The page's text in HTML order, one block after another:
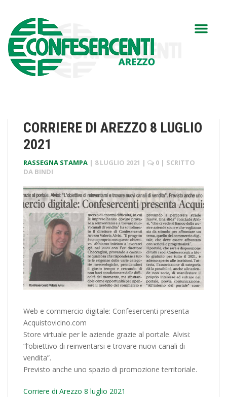
CORRIERE DI AREZZO 8 LUGLIO
2021
RASSEGNA STAMPA | 8 LUGLIO 2021 | 0 | SCRITTO
DA BINDI
Web e commercio digitale: Confesercenti presenta
Acquistovicino.com
Store virtuale per le aziende grazie al portale. Alvisi:
“l’obiettivo di reinventarsi e trovare nuovi canali di
vendita”.
Previsto anche uno spazio di promozione territoriale.
Corriere di Arezzo 8 luglio 2021